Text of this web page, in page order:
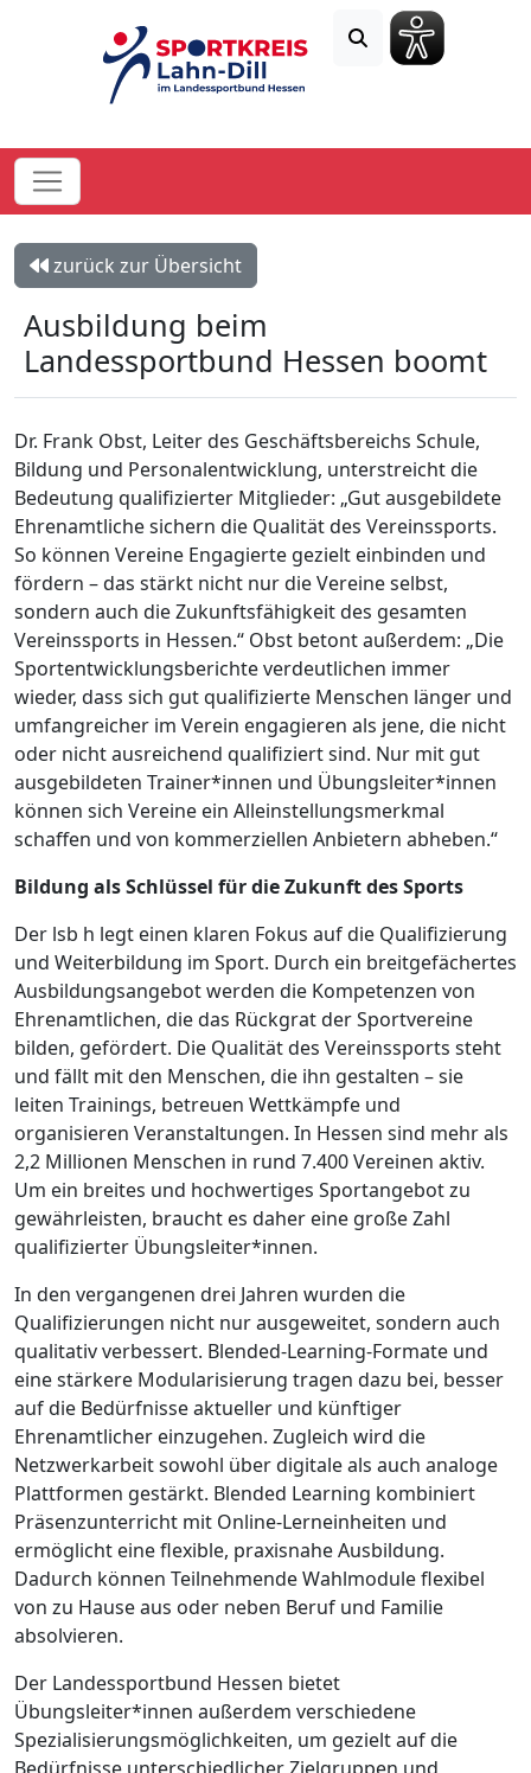
zurück zur Übersicht
Ausbildung beim
Landessportbund Hessen boomt
Dr. Frank Obst, Leiter des Geschäftsbereichs Schule,
Bildung und Personalentwicklung, unterstreicht die
Bedeutung qualifizierter Mitglieder: „Gut ausgebildete
Ehrenamtliche sichern die Qualität des Vereinssports.
So können Vereine Engagierte gezielt einbinden und
fördern – das stärkt nicht nur die Vereine selbst,
sondern auch die Zukunftsfähigkeit des gesamten
Vereinssports in Hessen.“ Obst betont außerdem: „Die
Sportentwicklungsberichte verdeutlichen immer
wieder, dass sich gut qualifizierte Menschen länger und
umfangreicher im Verein engagieren als jene, die nicht
oder nicht ausreichend qualifiziert sind. Nur mit gut
ausgebildeten Trainer*innen und Übungsleiter*innen
können sich Vereine ein Alleinstellungsmerkmal
schaffen und von kommerziellen Anbietern abheben.“
Bildung als Schlüssel für die Zukunft des Sports
Der lsb h legt einen klaren Fokus auf die Qualifizierung
und Weiterbildung im Sport. Durch ein breitgefächertes
Ausbildungsangebot werden die Kompetenzen von
Ehrenamtlichen, die das Rückgrat der Sportvereine
bilden, gefördert. Die Qualität des Vereinssports steht
und fällt mit den Menschen, die ihn gestalten – sie
leiten Trainings, betreuen Wettkämpfe und
organisieren Veranstaltungen. In Hessen sind mehr als
2,2 Millionen Menschen in rund 7.400 Vereinen aktiv.
Um ein breites und hochwertiges Sportangebot zu
gewährleisten, braucht es daher eine große Zahl
qualifizierter Übungsleiter*innen.
In den vergangenen drei Jahren wurden die
Qualifizierungen nicht nur ausgeweitet, sondern auch
qualitativ verbessert. Blended-Learning-Formate und
eine stärkere Modularisierung tragen dazu bei, besser
auf die Bedürfnisse aktueller und künftiger
Ehrenamtlicher einzugehen. Zugleich wird die
Netzwerkarbeit sowohl über digitale als auch analoge
Plattformen gestärkt. Blended Learning kombiniert
Präsenzunterricht mit Online-Lerneinheiten und
ermöglicht eine flexible, praxisnahe Ausbildung.
Dadurch können Teilnehmende Wahlmodule flexibel
von zu Hause aus oder neben Beruf und Familie
absolvieren.
Der Landessportbund Hessen bietet
Übungsleiter*innen außerdem verschiedene
Spezialisierungsmöglichkeiten, um gezielt auf die